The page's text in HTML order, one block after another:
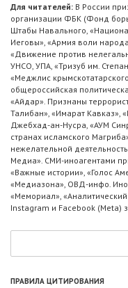
Для читателей: В России
организации ФБК (Фонд
Штабы Навального,
Иеговы», «Армия воли
«Движение против
УНСО, УПА, «Тризуб им.
«Меджлис
общероссийская
«Айдар». Признаны
Талибан», «Имарат Кавказ»,
Джебхад-ан-Нусра, «АУМ
странах исламского
нежелательной
Медиа». СМИ-иноагентами
«Важные истории», «Голос
«Медиазона», ОВД-инфо.
«Мемориал»,
Instagram и Facebook (Metа)
ПРАВИЛА ЦИТИРОВАНИЯ